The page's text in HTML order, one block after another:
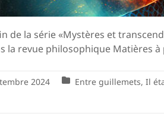
de la série «Mystères et
la revue philosophique Matières à
2024 Entre guillemets, Il